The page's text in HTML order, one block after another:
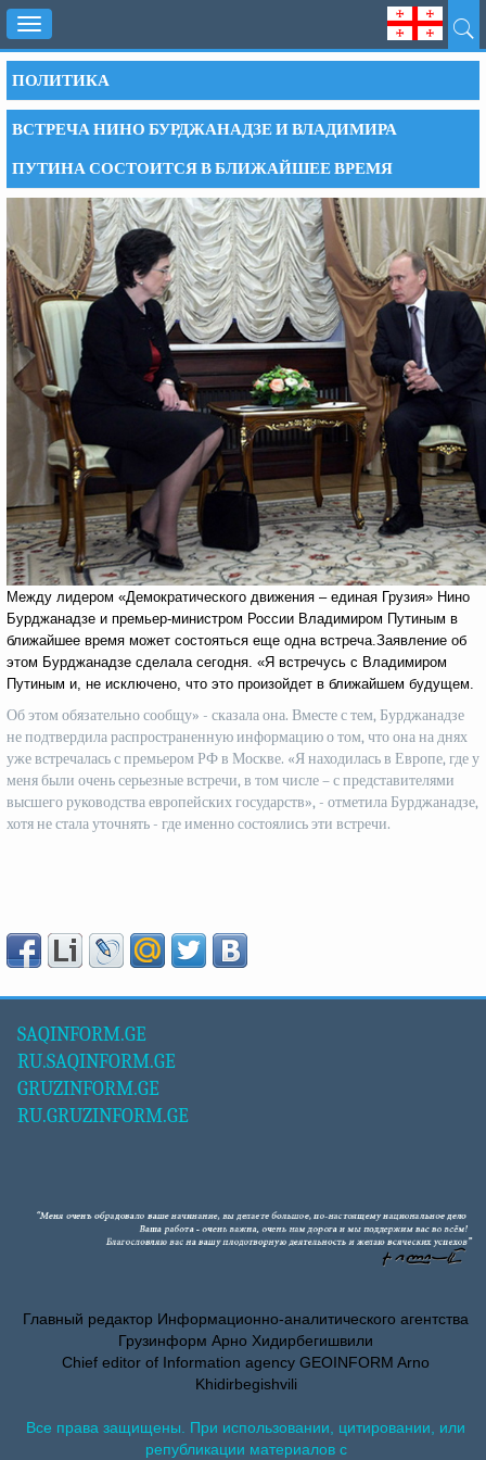
Toggle
navigation
ПОЛИТИКА
ВСТРЕЧА НИНО БУРДЖАНАДЗЕ И ВЛАДИМИРА
ПУТИНА СОСТОИТСЯ В БЛИЖАЙШЕЕ ВРЕМЯ
Между лидером «Демократического движения – единая Грузия» Нино
Бурджанадзе и премьер-министром России Владимиром Путиным в
ближайшее время может состояться еще одна встреча.Заявление об
этом Бурджанадзе сделала сегодня. «Я встречусь с Владимиром
Путиным и, не исключено, что это произойдет в ближайшем будущем.
Об этом обязательно сообщу» - сказала она. Вместе с тем, Бурджанадзе
не подтвердила распространенную информацию о том, что она на днях
уже встречалась с премьером РФ в Москве. «Я находилась в Европе, где у
меня были очень серьезные встречи, в том числе – с представителями
высшего руководства европейских государств», - отметила Бурджанадзе,
хотя не стала уточнять - где именно состоялись эти встречи.
SAQINFORM.GE
RU.SAQINFORM.GE
GRUZINFORM.GE
RU.GRUZINFORM.GE
Главный редактор Информационно-аналитического агентства
Грузинформ Арно Хидирбегишвили
Chief editor of Information agency GEOINFORM Arno
Khidirbegishvili
Все права защищены. При использовании, цитировании, или
републикации материалов с